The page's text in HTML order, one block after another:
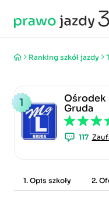
Ranking szkół jazdy
1
Ośrodek
Gruda
117
1. Opis szkoły 2.